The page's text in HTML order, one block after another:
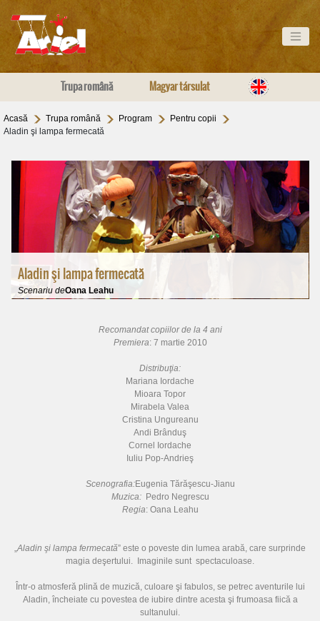
Trupa română Magyar társulat
Acasă Trupa română Program
Pentru copii
Aladin şi lampa fermecată
Aladin şi lampa fermecată
Scenariu deOana Leahu
Recomandat copiilor de la 4 ani
Premiera: 7 martie 2010
Distribuţia:
Mariana Iordache
Mioara Topor
Mirabela Valea
Cristina Ungureanu
Andi Brânduş
Cornel Iordache
Iuliu Pop-Andrieş
Scenografia:Eugenia Tărăşescu-Jianu
Muzica: Pedro Negrescu
Regia: Oana Leahu
Aladin şi lampa fermecată” este o poveste din lumea arabă, care surprinde
magia deşertului. Imaginile sunt spectaculoase.
Într-o atmosferă plină de muzică, culoare şi fabulos, se petrec aventurile lui
Aladin, încheiate cu povestea de iubire dintre acesta şi frumoasa fiică a
sultanului.